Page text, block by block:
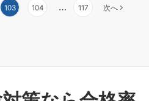
103 104 … 117 次へ